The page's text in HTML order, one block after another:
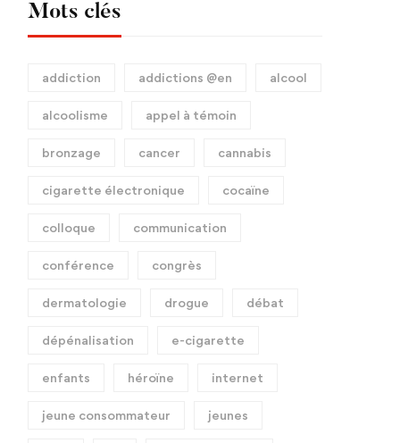
Mots clés
addiction addictions @en alcool
alcoolisme appel à témoin
bronzage cancer cannabis
cigarette électronique cocaïne
colloque communication
conférence congrès
dermatologie drogue débat
dépénalisation e-cigarette
enfants héroïne internet
jeune consommateur jeunes